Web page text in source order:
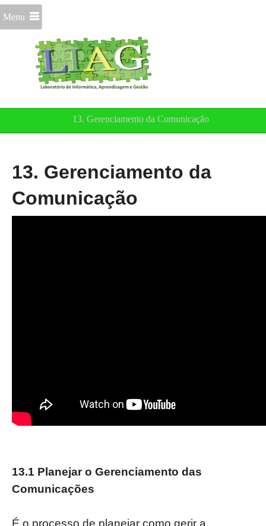
Menu
13. Gerenciamento da Comunicação
13. Gerenciamento da
Comunicação
13.1 Planejar o Gerenciamento das
Comunicações
É o processo de planejar como gerir a